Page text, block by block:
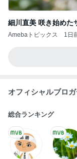
細川直美 咲き始めた
Amebaトピックス 1日
オフィシャルブロ
総合ランキング